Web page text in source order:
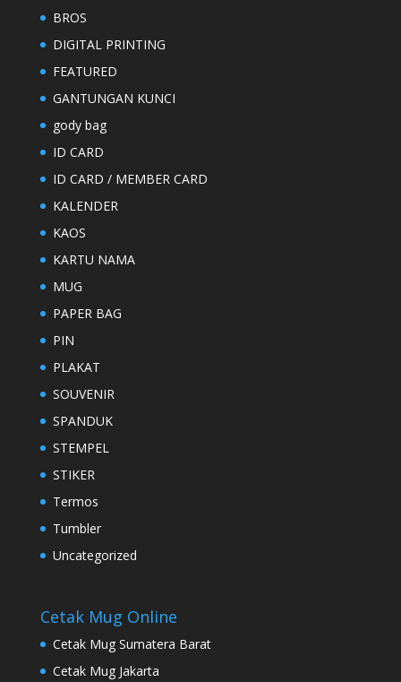
BROS
DIGITAL PRINTING
FEATURED
GANTUNGAN KUNCI
gody bag
ID CARD
ID CARD / MEMBER CARD
KALENDER
KAOS
KARTU NAMA
MUG
PAPER BAG
PIN
PLAKAT
SOUVENIR
SPANDUK
STEMPEL
STIKER
Termos
Tumbler
Uncategorized
Cetak Mug Online
Cetak Mug Sumatera Barat
Cetak Mug Jakarta